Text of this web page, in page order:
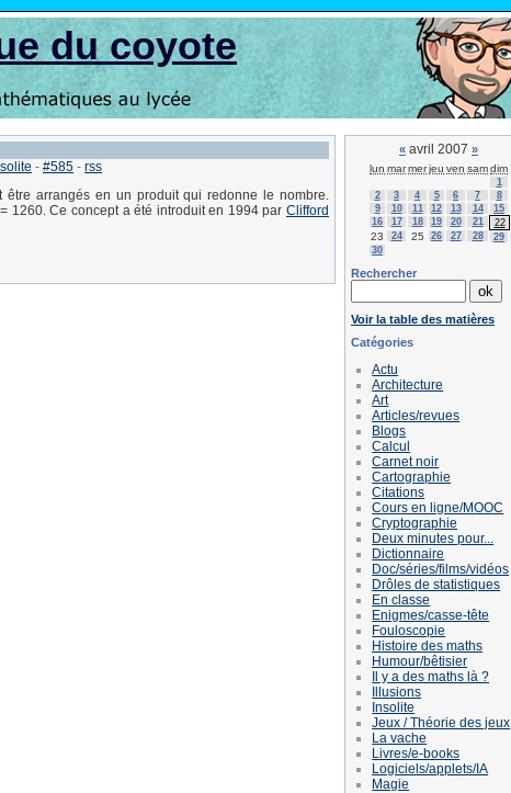
du coyote
- #585 - rss
être arrangés en un produit qui redonne le nombre.
1260. Ce concept a été introduit en 1994 par Clifford
« avril 2007 »
lun marmerjeu ven samdim
1
2
3 4 5 6 7
8
9
10 11 12 13 14
15
16
17 18 19 20 21 22
23 24 25 26 27 28
29
30
Rechercher
Voir la table des matières
Catégories
Actu
Architecture
Art
Articles/revues
Blogs
Calcul
Carnet noir
Cartographie
Citations
Cours en ligne/MOOC
Cryptographie
Deux minutes pour...
Dictionnaire
Doc/séries/films/vidéos
Drôles de statistiques
En classe
Enigmes/casse-tête
Fouloscopie
Histoire des maths
Humour/bêtisier
Il y a des maths là ?
Illusions
Insolite
Jeux / Théorie des jeux
La vache
Livres/e-books
Logiciels/applets/IA
Magie